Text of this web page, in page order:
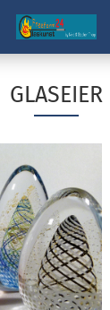
GLASEIER